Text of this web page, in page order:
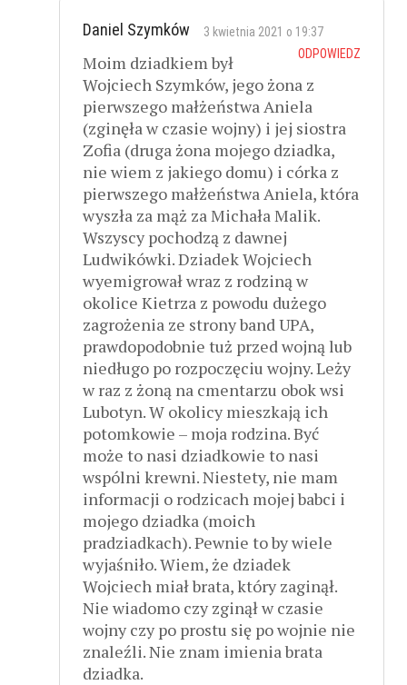
Daniel Szymków
3 kwietnia 2021 o 19:37
ODPOWIEDZ
Moim dziadkiem był
Wojciech Szymków, jego żona z
pierwszego małżeństwa Aniela
(zginęła w czasie wojny) i jej siostra
Zofia (druga żona mojego dziadka,
nie wiem z jakiego domu) i córka z
pierwszego małżeństwa Aniela, która
wyszła za mąż za Michała Malik.
Wszyscy pochodzą z dawnej
Ludwikówki. Dziadek Wojciech
wyemigrował wraz z rodziną w
okolice Kietrza z powodu dużego
zagrożenia ze strony band UPA,
prawdopodobnie tuż przed wojną lub
niedługo po rozpoczęciu wojny. Leży
w raz z żoną na cmentarzu obok wsi
Lubotyn. W okolicy mieszkają ich
potomkowie – moja rodzina. Być
może to nasi dziadkowie to nasi
wspólni krewni. Niestety, nie mam
informacji o rodzicach mojej babci i
mojego dziadka (moich
pradziadkach). Pewnie to by wiele
wyjaśniło. Wiem, że dziadek
Wojciech miał brata, który zaginął.
Nie wiadomo czy zginął w czasie
wojny czy po prostu się po wojnie nie
znaleźli. Nie znam imienia brata
dziadka.